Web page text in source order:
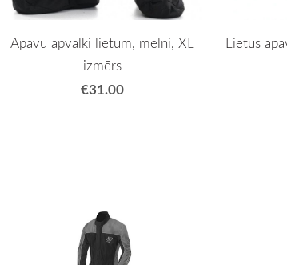
Apavu apvalki lietum, melni, XL
izmērs
€31.00
Lietus